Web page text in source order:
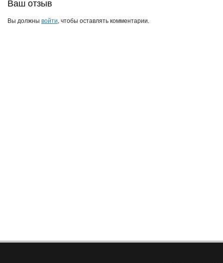
Вы должны войти, чтобы оставлять комментарии.